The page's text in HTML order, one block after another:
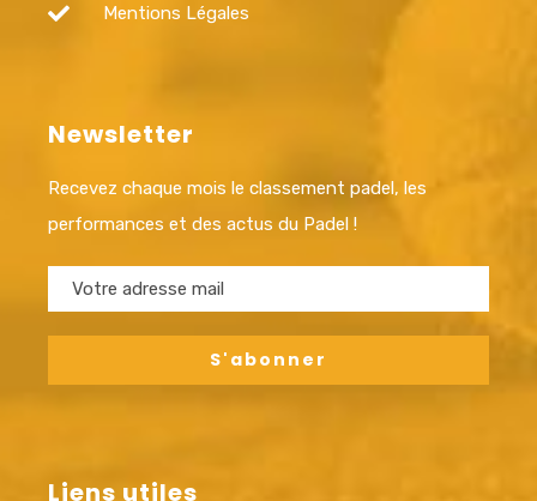
Mentions Légales
Newsletter
Recevez chaque mois le classement padel, les
performances et des actus du Padel !
Liens utiles